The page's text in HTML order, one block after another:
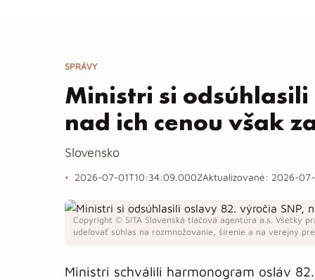
SPRÁVY
Ministri si
nad ich cenou však
Slovensko
2026-07-01T10:34:09.000ZAktualizované: 2026-
Copyright © SITA Slovenská tlačová agentúra a.s. Všetky
udeľovať súhlas na rozmnožovanie, šírenie a na verejný
Ministri schválili harmonogram osláv